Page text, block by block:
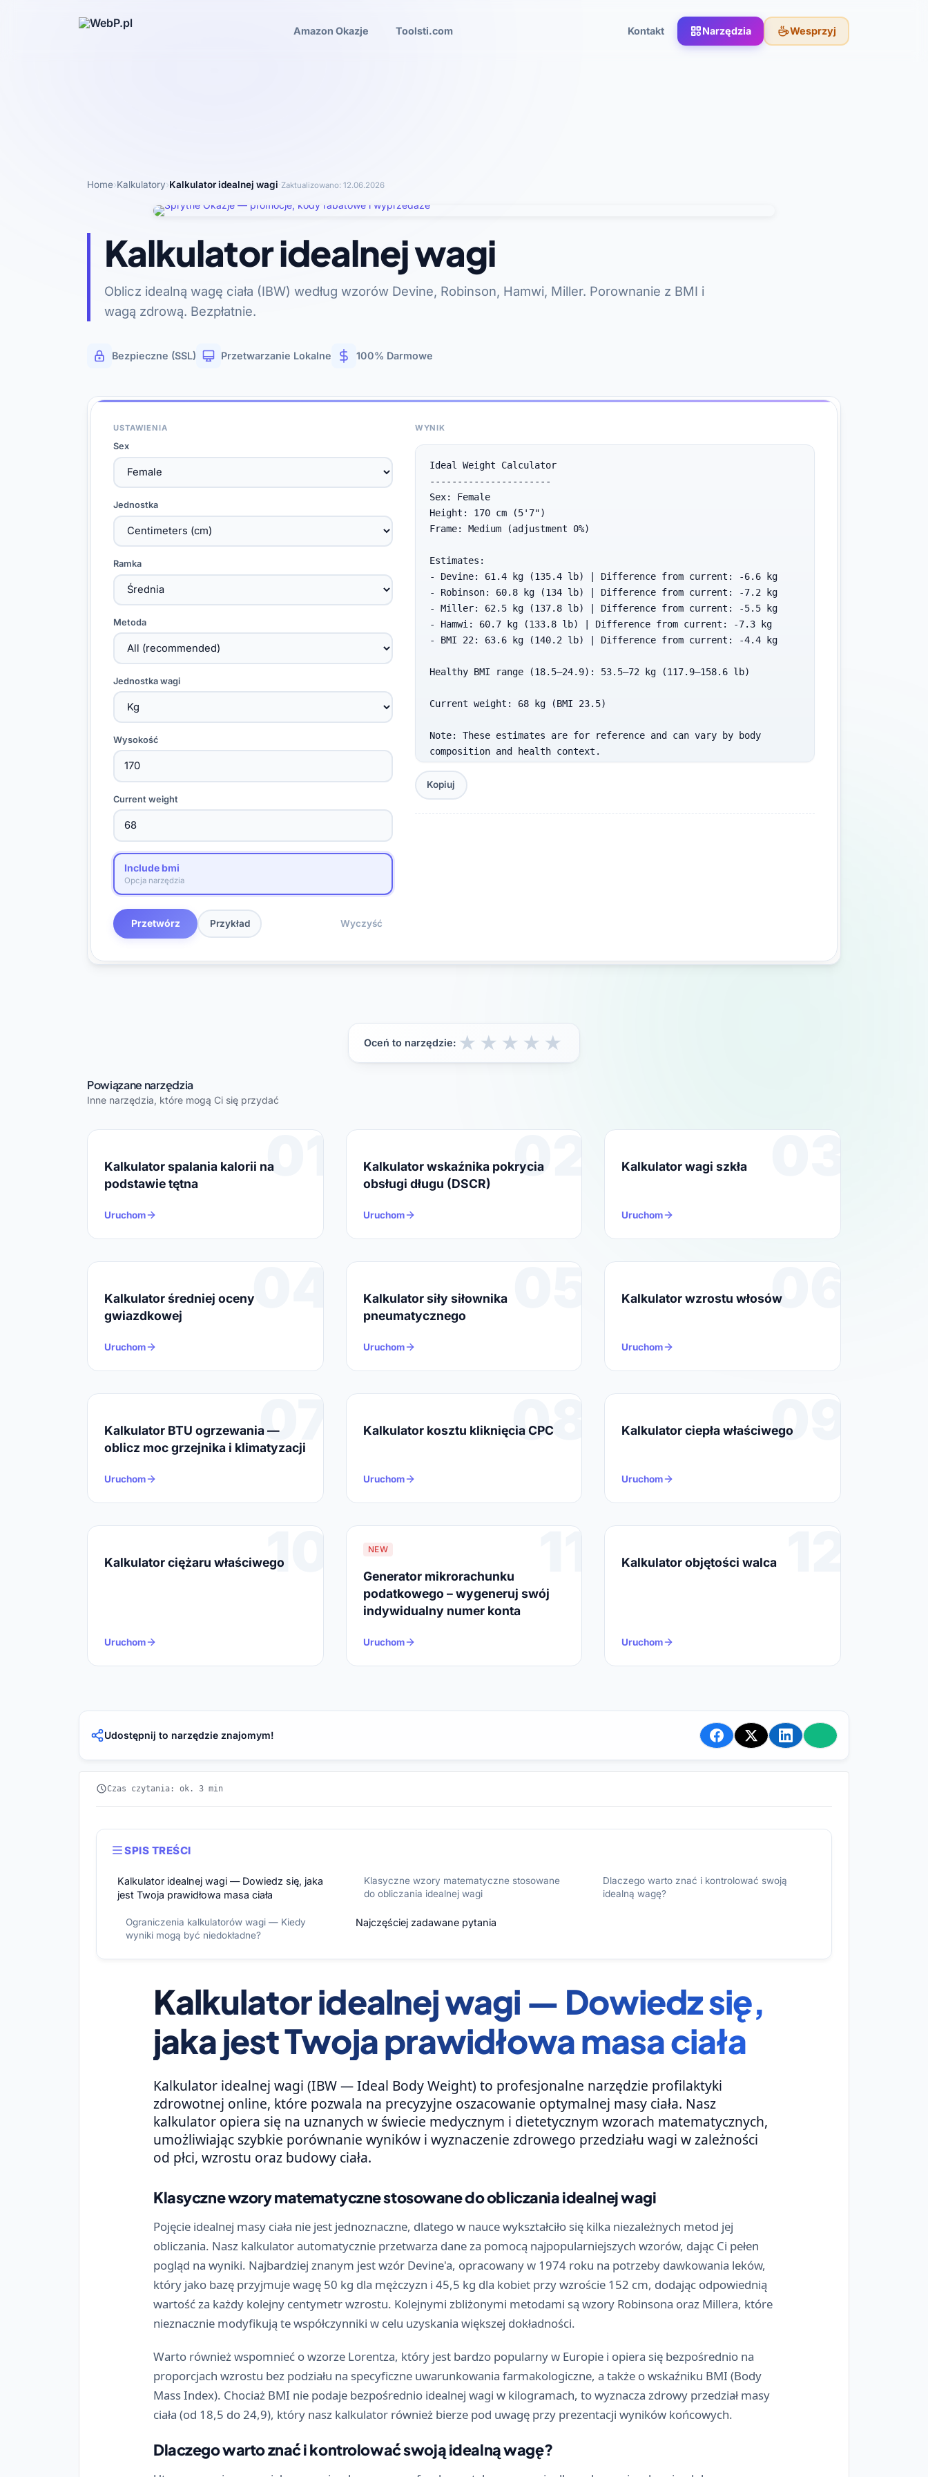
Amazon Okazje Toolsti.com Kontakt Narzędzia Wesprzyj
Home›Kalkulatory›Kalkulator idealnej wagi·Zaktualizowano: 12.06.2026
Kalkulator idealnej wagi
Oblicz idealną wagę ciała (IBW) według wzorów Devine, Robinson, Hamwi, Miller. Porownanie z BMI i
wagą zdrową. Bezpłatnie.
Bezpieczne (SSL) Przetwarzanie Lokalne 100% Darmowe
USTAWIENIA
Sex
Jednostka
Ramka
Metoda
Jednostka wagi
Wysokość
Current weight
Include bmi
Opcja narzędzia
Przetwórz Przykład Wyczyść
WYNIK
Ideal Weight Calculator
----------------------
Sex: Female
Height: 170 cm (5'7")
Frame: Medium (adjustment 0%)
Estimates:
- Devine: 61.4 kg (135.4 lb) | Difference from current: -6.6 kg
- Robinson: 60.8 kg (134 lb) | Difference from current: -7.2 kg
- Miller: 62.5 kg (137.8 lb) | Difference from current: -5.5 kg
- Hamwi: 60.7 kg (133.8 lb) | Difference from current: -7.3 kg
- BMI 22: 63.6 kg (140.2 lb) | Difference from current: -4.4 kg
Healthy BMI range (18.5–24.9): 53.5–72 kg (117.9–158.6 lb)
Current weight: 68 kg (BMI 23.5)
Note: These estimates are for reference and can vary by body
composition and health context.
Kopiuj
Oceń to narzędzie: ★
★
★
★
★
Powiązane narzędzia
Inne narzędzia, które mogą Ci się przydać
01
Kalkulator spalania kalorii na
podstawie tętna
Uruchom
02
Kalkulator wskaźnika pokrycia
obsługi długu (DSCR)
Uruchom
03
Kalkulator wagi szkła
Uruchom
04
Kalkulator średniej oceny
gwiazdkowej
Uruchom
05
Kalkulator siły siłownika
pneumatycznego
Uruchom
06
Kalkulator wzrostu włosów
Uruchom
07
Kalkulator BTU ogrzewania —
oblicz moc grzejnika i klimatyzacji
Uruchom
08
Kalkulator kosztu kliknięcia CPC
Uruchom
09
Kalkulator ciepła właściwego
Uruchom
10
Kalkulator ciężaru właściwego
Uruchom
11
NEW
Generator mikrorachunku
podatkowego – wygeneruj swój
indywidualny numer konta
Uruchom
12
Kalkulator objętości walca
Uruchom
Udostępnij to narzędzie znajomym!
Czas czytania: ok. 3 min
SPIS TREŚCI
Kalkulator idealnej wagi — Dowiedz się, jaka
jest Twoja prawidłowa masa ciała
Klasyczne wzory matematyczne stosowane
do obliczania idealnej wagi
Dlaczego warto znać i kontrolować swoją
idealną wagę?
Ograniczenia kalkulatorów wagi — Kiedy
wyniki mogą być niedokładne?
Najczęściej zadawane pytania
Kalkulator idealnej wagi — Dowiedz się,
jaka jest Twoja prawidłowa masa ciała
Kalkulator idealnej wagi (IBW — Ideal Body Weight) to profesjonalne narzędzie profilaktyki
zdrowotnej online, które pozwala na precyzyjne oszacowanie optymalnej masy ciała. Nasz
kalkulator opiera się na uznanych w świecie medycznym i dietetycznym wzorach matematycznych,
umożliwiając szybkie porównanie wyników i wyznaczenie zdrowego przedziału wagi w zależności
od płci, wzrostu oraz budowy ciała.
Klasyczne wzory matematyczne stosowane do obliczania idealnej wagi
Pojęcie idealnej masy ciała nie jest jednoznaczne, dlatego w nauce wykształciło się kilka niezależnych metod jej
obliczania. Nasz kalkulator automatycznie przetwarza dane za pomocą najpopularniejszych wzorów, dając Ci pełen
pogląd na wyniki. Najbardziej znanym jest wzór Devine'a, opracowany w 1974 roku na potrzeby dawkowania leków,
który jako bazę przyjmuje wagę 50 kg dla mężczyzn i 45,5 kg dla kobiet przy wzroście 152 cm, dodając odpowiednią
wartość za każdy kolejny centymetr wzrostu. Kolejnymi zbliżonymi metodami są wzory Robinsona oraz Millera, które
nieznacznie modyfikują te współczynniki w celu uzyskania większej dokładności.
Warto również wspomnieć o wzorze Lorentza, który jest bardzo popularny w Europie i opiera się bezpośrednio na
proporcjach wzrostu bez podziału na specyficzne uwarunkowania farmakologiczne, a także o wskaźniku BMI (Body
Mass Index). Chociaż BMI nie podaje bezpośrednio idealnej wagi w kilogramach, to wyznacza zdrowy przedział masy
ciała (od 18,5 do 24,9), który nasz kalkulator również bierze pod uwagę przy prezentacji wyników końcowych.
Dlaczego warto znać i kontrolować swoją idealną wagę?